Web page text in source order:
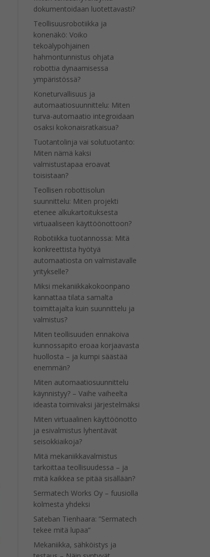
dokumentoidaan luotettavasti?
Teollisuusrobotiikka ja
konenäkö: Voiko
tekoälypohjainen
hahmontunnistus ohjata
robottia dynaamisessa
ympäristössä?
Koneturvallisuus ja
automaatiosuunnittelu: Miten
turva-automaatio integroidaan
osaksi kokonaisratkaisua?
Tuotantolinja vai solutuotanto:
Miten nämä kaksi
valmistustapaa eroavat
toisistaan?
Teollisen robottisolun
suunnittelu: Miten projekti
etenee alkukartoituksesta
virtuaaliseen käyttöönottoon?
Robotiikka tuotannossa: Mitä
konkreettista hyötyä
automaatiosta on valmistavalle
yritykselle?
Miksi mekaniikkakokoonpano
kannattaa tilata samalta
toimittajalta kuin suunnittelu ja
valmistus?
Miten teollisuuden ennakoiva
kunnossapito eroaa korjaavasta
huollosta – ja kumpi säästää
enemmän?
Miten automaatiosuunnittelu
käynnistyy? – Vaihe vaiheelta
ideasta toimivaksi järjestelmäksi
Miten virtuaalinen käyttöönotto
ja esivalmistus lyhentävät
seisokkiaikoja?
Mitä mekaniikkavalmistus
tarkoittaa teollisuudessa – ja
mitä kaikkea se pitää sisällään?
Sermatech Works Oy – fuusiolla
kolmesta yhdeksi
Sateban Tienhaara: ”Sermatech
tekee mitä lupaa”
Mekaniikka, sähköistys ja